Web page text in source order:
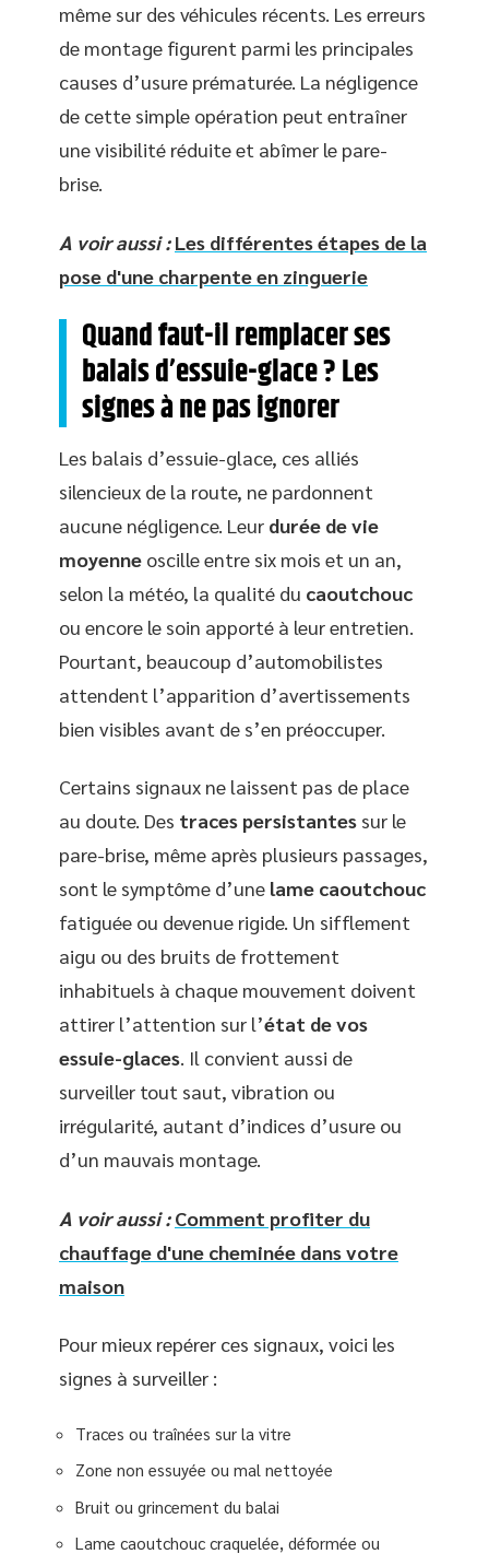
même sur des véhicules récents. Les erreurs
de montage figurent parmi les principales
causes d’usure prématurée. La négligence
de cette simple opération peut entraîner
une visibilité réduite et abîmer le pare-
brise.
A voir aussi : Les différentes étapes de la
pose d'une charpente en zinguerie
Quand faut-il remplacer ses
balais d’essuie-glace ? Les
signes à ne pas ignorer
Les balais d’essuie-glace, ces alliés
silencieux de la route, ne pardonnent
aucune négligence. Leur durée de vie
moyenne oscille entre six mois et un an,
selon la météo, la qualité du caoutchouc
ou encore le soin apporté à leur entretien.
Pourtant, beaucoup d’automobilistes
attendent l’apparition d’avertissements
bien visibles avant de s’en préoccuper.
Certains signaux ne laissent pas de place
au doute. Des traces persistantes sur le
pare-brise, même après plusieurs passages,
sont le symptôme d’une lame caoutchouc
fatiguée ou devenue rigide. Un sifflement
aigu ou des bruits de frottement
inhabituels à chaque mouvement doivent
attirer l’attention sur l’état de vos
essuie-glaces. Il convient aussi de
surveiller tout saut, vibration ou
irrégularité, autant d’indices d’usure ou
d’un mauvais montage.
A voir aussi : Comment profiter du
chauffage d'une cheminée dans votre
maison
Pour mieux repérer ces signaux, voici les
signes à surveiller :
Traces ou traînées sur la vitre
Zone non essuyée ou mal nettoyée
Bruit ou grincement du balai
Lame caoutchouc craquelée, déformée ou